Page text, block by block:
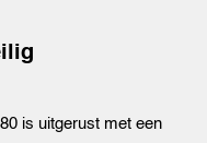
is uitgerust met een